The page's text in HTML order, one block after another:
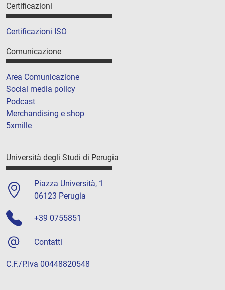
Certificazioni
Certificazioni ISO
Comunicazione
Area Comunicazione
Social media policy
Podcast
Merchandising e shop
5xmille
Università degli Studi di Perugia
Piazza Università, 1
06123 Perugia
+39 0755851
Contatti
C.F./P.Iva 00448820548